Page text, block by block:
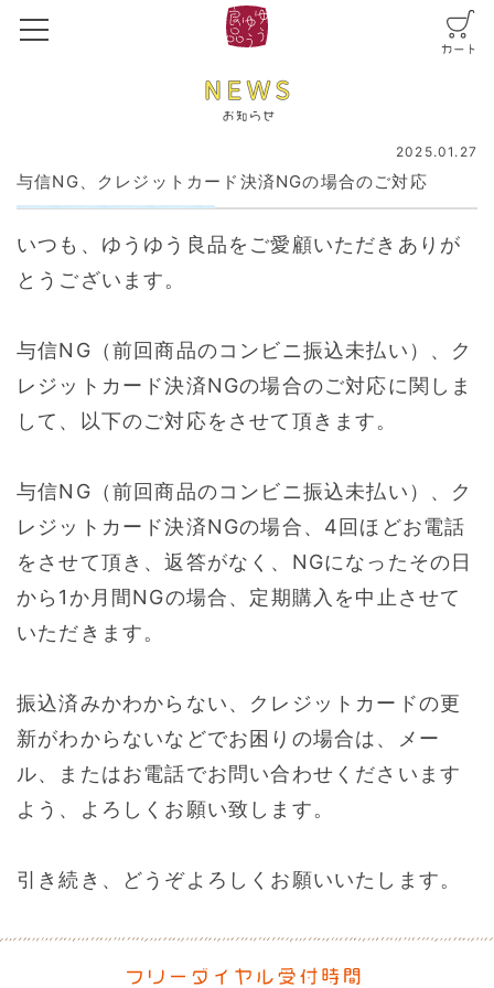
2025.01.27
与信NG、クレジットカード決済NGの場合のご対応
いつも、ゆうゆう良品をご愛顧いただきありが
とうございます。
与信NG（前回商品のコンビニ振込未払い）、ク
レジットカード決済NGの場合のご対応に関しま
して、以下のご対応をさせて頂きます。
与信NG（前回商品のコンビニ振込未払い）、ク
レジットカード決済NGの場合、4回ほどお電話
をさせて頂き、返答がなく、NGになったその日
から1か月間NGの場合、定期購入を中止させて
いただきます。
振込済みかわからない、クレジットカードの更
新がわからないなどでお困りの場合は、メー
ル、またはお電話でお問い合わせくださいます
よう、よろしくお願い致します。
引き続き、どうぞよろしくお願いいたします。